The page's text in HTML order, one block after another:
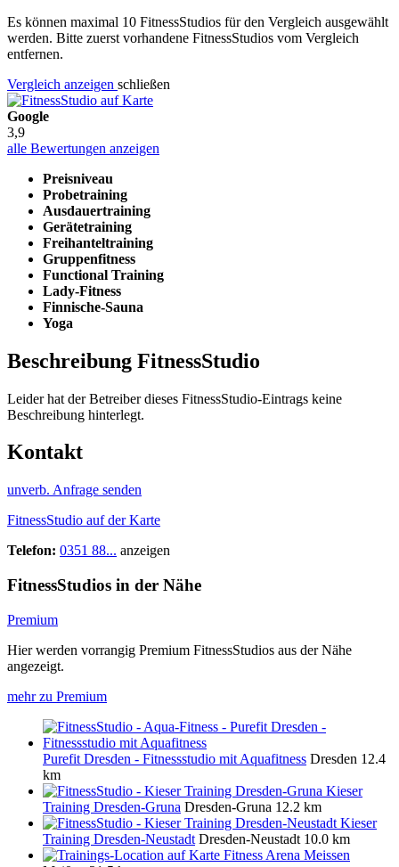
Es können maximal 10 FitnessStudios für den Vergleich ausgewählt
werden. Bitte zuerst vorhandene FitnessStudios vom Vergleich
entfernen.
Vergleich anzeigen schließen
Google
3,9
alle Bewertungen anzeigen
Preisniveau
Probetraining
Ausdauertraining
Gerätetraining
Freihanteltraining
Gruppenfitness
Functional Training
Lady-Fitness
Finnische-Sauna
Yoga
Beschreibung FitnessStudio
Leider hat der Betreiber dieses FitnessStudio-Eintrags keine
Beschreibung hinterlegt.
Kontakt
unverb. Anfrage senden
FitnessStudio auf der Karte
Telefon: 0351 88... anzeigen
FitnessStudios in der Nähe
Premium
Hier werden vorrangig Premium FitnessStudios aus der Nähe
angezeigt.
mehr zu Premium
Purefit Dresden - Fitnessstudio mit Aquafitness Dresden 12.4
km
Kieser
Training Dresden-Gruna Dresden-Gruna 12.2 km
Kieser
Training Dresden-Neustadt Dresden-Neustadt 10.0 km
Fitness Arena Meissen